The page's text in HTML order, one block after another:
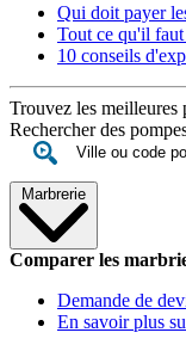
Qui doit payer
Tout ce qu'il
10 conseils
Trouvez les meilleures
Rechercher des
Marbrerie
Comparer les
Demande de
En savoir plus